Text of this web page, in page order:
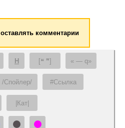
комментарии
H [❝ ❞] — q
/Спойлер/ #Ссылка
|Кат|